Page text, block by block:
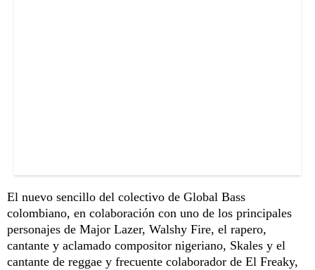
El nuevo sencillo del colectivo de Global Bass
colombiano, en colaboración con uno de los principales
personajes de Major Lazer, Walshy Fire, el rapero,
cantante y aclamado compositor nigeriano, Skales y el
cantante de reggae y frecuente colaborador de El Freaky,